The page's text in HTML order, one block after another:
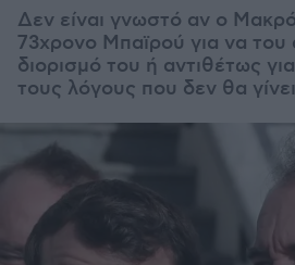
Δεν είναι γνωστό αν ο
73χρονο Μπαϊρού για να του
διορισμό του ή αντιθέτως
τους λόγους που δεν θα